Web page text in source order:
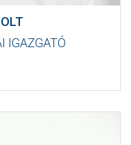
IGAZGATÓ